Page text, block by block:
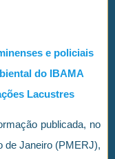
e policiais
do IBAMA
Lacustres
publicada, no
de Janeiro (PMERJ),